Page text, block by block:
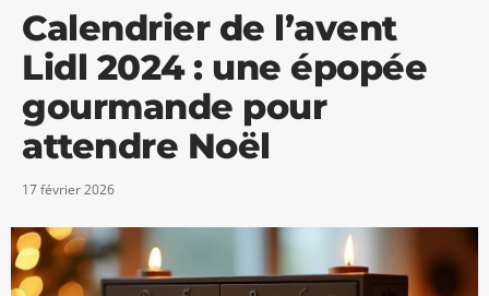
Calendrier de l’avent
Lidl 2024 : une épopée
gourmande pour
attendre Noël
17 février 2026